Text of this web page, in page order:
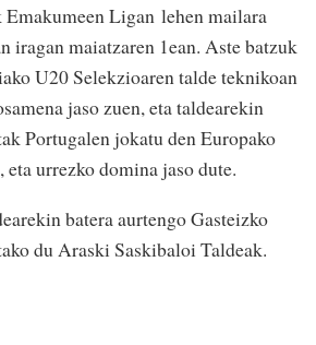
Ligan lehen mailara
iragan maiatzaren 1ean. Aste batzuk
U20 Selekzioaren talde teknikoan
jaso zuen, eta taldearekin
Portugalen jokatu den Europako
urrezko domina jaso dute.
batera aurtengo Gasteizko
du Araski Saskibaloi Taldeak.